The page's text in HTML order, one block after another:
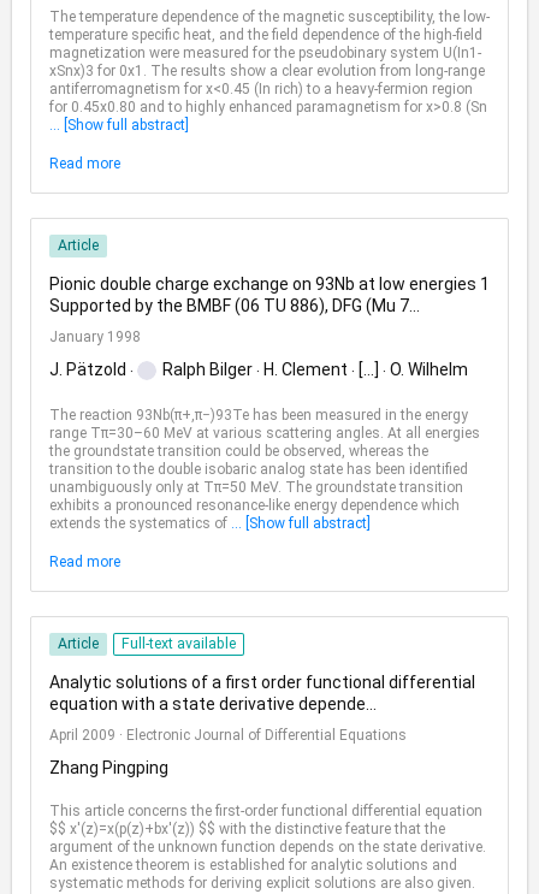
The temperature dependence of the magnetic susceptibility, the low-
temperature specific heat, and the field dependence of the high-field
magnetization were measured for the pseudobinary system U(In1-
xSnx)3 for 0x1. The results show a clear evolution from long-range
antiferromagnetism for x<0.45 (In rich) to a heavy-fermion region
for 0.45x0.80 and to highly enhanced paramagnetism for x>0.8 (Sn
... [Show full abstract]
Read more
Article
Pionic double charge exchange on 93Nb at low energies 1
Supported by the BMBF (06 TU 886), DFG (Mu 7...
January 1998
J. Pätzold Ralph Bilger H. Clement [...] O. Wilhelm
The reaction 93Nb(π+,π−)93Te has been measured in the energy
range Tπ=30–60 MeV at various scattering angles. At all energies
the groundstate transition could be observed, whereas the
transition to the double isobaric analog state has been identified
unambiguously only at Tπ=50 MeV. The groundstate transition
exhibits a pronounced resonance-like energy dependence which
extends the systematics of
... [Show full abstract]
Read more
Article Full-text available
Analytic solutions of a first order functional differential
equation with a state derivative depende...
April 2009 · Electronic Journal of Differential Equations
Zhang Pingping
This article concerns the first-order functional differential equation
$$ x'(z)=x(p(z)+bx'(z)) $$ with the distinctive feature that the
argument of the unknown function depends on the state derivative.
An existence theorem is established for analytic solutions and
systematic methods for deriving explicit solutions are also given.